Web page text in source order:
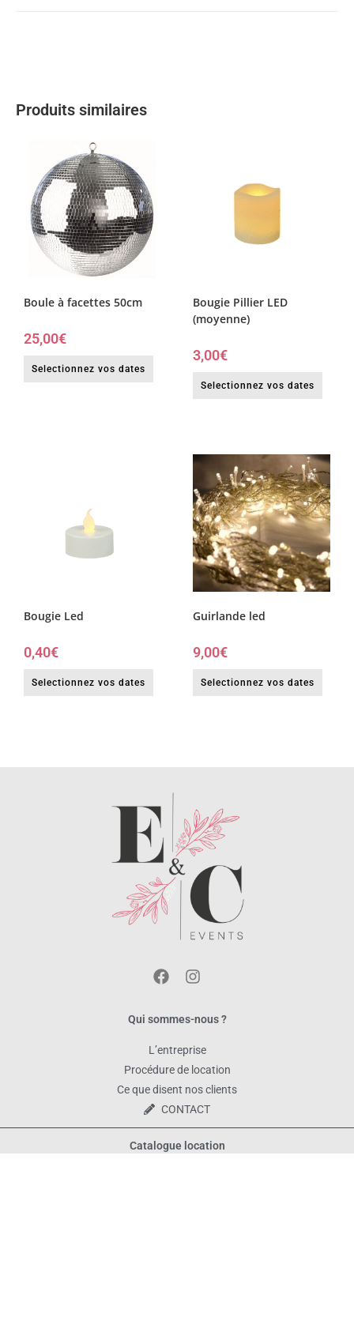
Produits similaires
Boule à facettes 50cm
25,00€
Selectionnez vos dates
Bougie Pillier LED
(moyenne)
3,00€
Selectionnez vos dates
Bougie Led
0,40€
Selectionnez vos dates
Guirlande led
9,00€
Selectionnez vos dates
Qui sommes-nous ?
L’entreprise
Procédure de location
Ce que disent nos clients
CONTACT
Catalogue location